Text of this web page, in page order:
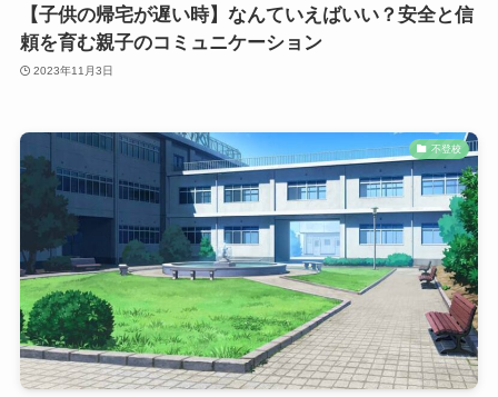
【子供の帰宅が遅い時】なんていえばいい？安全と信
頼を育む親子のコミュニケーション
2023年11月3日
不登校